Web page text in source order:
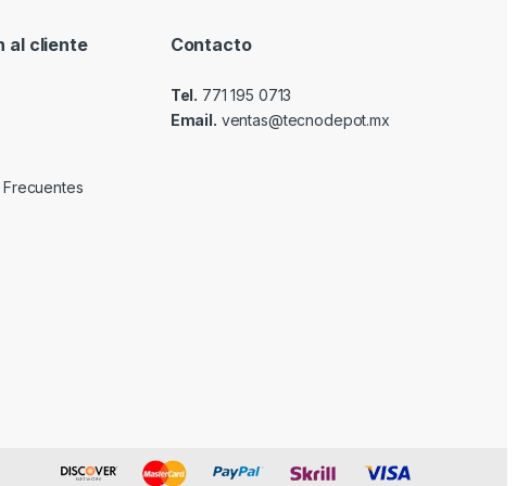
al cliente Contacto
Tel. 771 195 0713
Email. ventas@tecnodepot.mx